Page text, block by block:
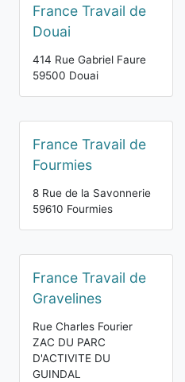
France Travail de
Douai
414 Rue Gabriel Faure
59500 Douai
France Travail de
Fourmies
8 Rue de la Savonnerie
59610 Fourmies
France Travail de
Gravelines
Rue Charles Fourier
ZAC DU PARC
D'ACTIVITE DU
GUINDAL